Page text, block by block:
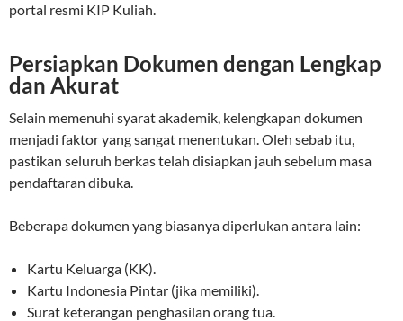
portal resmi KIP Kuliah.
Persiapkan Dokumen dengan Lengkap
dan Akurat
Selain memenuhi syarat akademik, kelengkapan dokumen
menjadi faktor yang sangat menentukan. Oleh sebab itu,
pastikan seluruh berkas telah disiapkan jauh sebelum masa
pendaftaran dibuka.
Beberapa dokumen yang biasanya diperlukan antara lain:
Kartu Keluarga (KK).
Kartu Indonesia Pintar (jika memiliki).
Surat keterangan penghasilan orang tua.